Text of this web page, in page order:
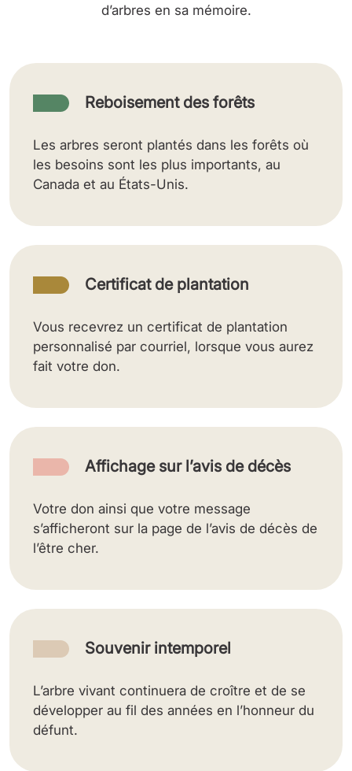
d’arbres en sa mémoire.
Reboisement des forêts
Les arbres seront plantés dans les forêts où
les besoins sont les plus importants, au
Canada et au États-Unis.
Certificat de plantation
Vous recevrez un certificat de plantation
personnalisé par courriel, lorsque vous aurez
fait votre don.
Affichage sur l’avis de décès
Votre don ainsi que votre message
s’afficheront sur la page de l’avis de décès de
l’être cher.
Souvenir intemporel
L’arbre vivant continuera de croître et de se
développer au fil des années en l’honneur du
défunt.